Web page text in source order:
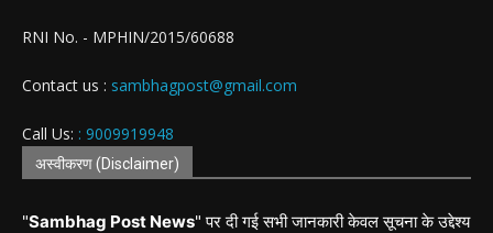
RNI No. - MPHIN/2015/60688
Contact us : sambhagpost@gmail.com
Call Us: : 9009919948
अस्वीकरण (Disclaimer)
"Sambhag Post News" पर दी गई सभी जानकारी केवल सूचना के उद्देश्य